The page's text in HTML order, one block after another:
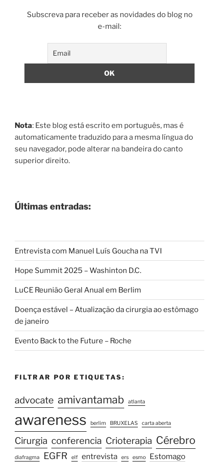
Subscreva para receber as novidades do blog no
e-mail:
Nota: Este blog está escrito em português, mas é
automaticamente traduzido para a mesma língua do
seu navegador, pode alterar na bandeira do canto
superior direito.
Últimas entradas:
Entrevista com Manuel Luís Goucha na TVI
Hope Summit 2025 – Washinton D.C.
LuCE Reunião Geral Anual em Berlim
Doença estável – Atualização da cirurgia ao estômago
de janeiro
Evento Back to the Future – Roche
FILTRAR POR ETIQUETAS:
advocate amivantamab atlanta
awareness berlim BRUXELAS carta aberta
Cirurgia conferencia Crioterapia Cérebro
diafragma EGFR elf entrevista ers esmo Estomago